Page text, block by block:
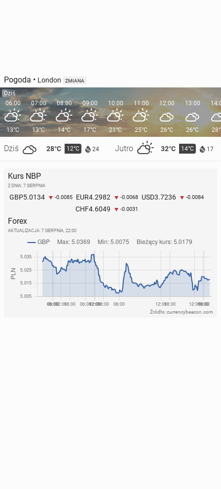
Pogoda • London ZMIANA
Dziś
06:00
13°C
Dziś 28°C 12°C 24 Jutro 32°C 14°C 17
07:00
13°C
08:00
14°C
09:00
17°C
10:00
21°C
11:00
25°C
12:00
26°C
13:00
26°C
Kurs NBP
Z DNIA: 7 SIERPNIA
GBP5.0134 -0.0085 EUR4.2982 -0.0068 USD3.7236 -0.0084
CHF4.6049 -0.0031
Forex
AKTUALIZACJA: 7 SIERPNIA, 22:00
Źródło: currencybeacon.com